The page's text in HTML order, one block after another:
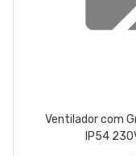
Ventilador com
IP54